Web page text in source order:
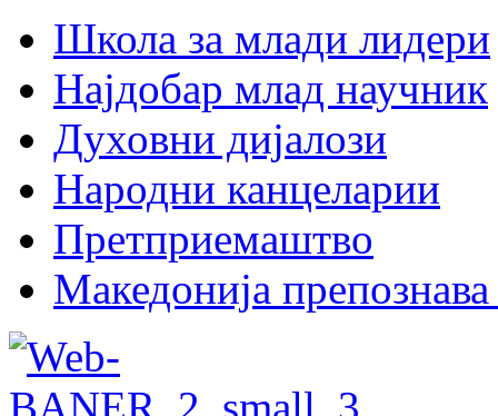
Школа за млади лидери
Најдобар млад научник
Духовни дијалози
Народни канцеларии
Претприемаштво
Македонија